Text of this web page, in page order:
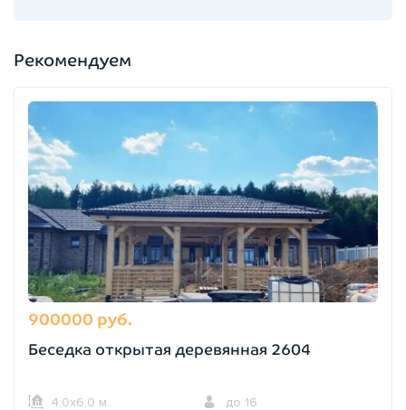
Рекомендуем
900000 руб.
Беседка открытая деревянная 2604
4,0х6,0 м. до 16